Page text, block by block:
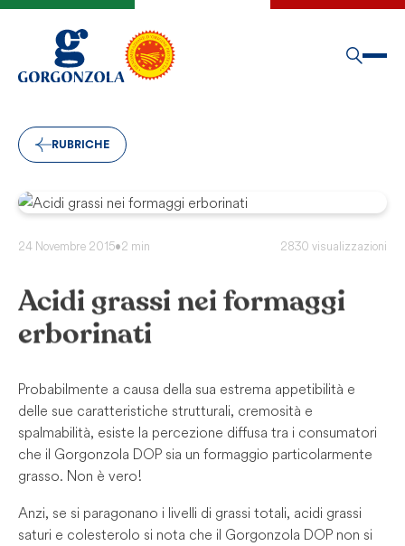
RUBRICHE
24 Novembre 2015•2 min 2830 visualizzazioni
Acidi grassi nei formaggi
erborinati
Probabilmente a causa della sua estrema appetibilità e
delle sue caratteristiche strutturali, cremosità e
spalmabilità, esiste la percezione diffusa tra i consumatori
che il Gorgonzola DOP sia un formaggio particolarmente
grasso. Non è vero!
Anzi, se si paragonano i livelli di grassi totali, acidi grassi
saturi e colesterolo si nota che il Gorgonzola DOP non si